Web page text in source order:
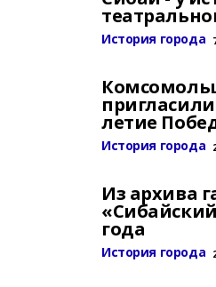
История города
летие
История города
Из архива
года
История города